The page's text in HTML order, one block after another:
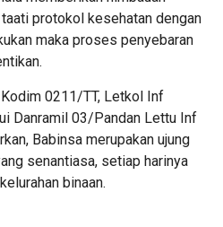
protokol kesehatan dengan
maka proses penyebaran
0211/TT, Letkol Inf
Danramil 03/Pandan Lettu Inf
Babinsa merupakan ujung
senantiasa, setiap harinya
binaan.